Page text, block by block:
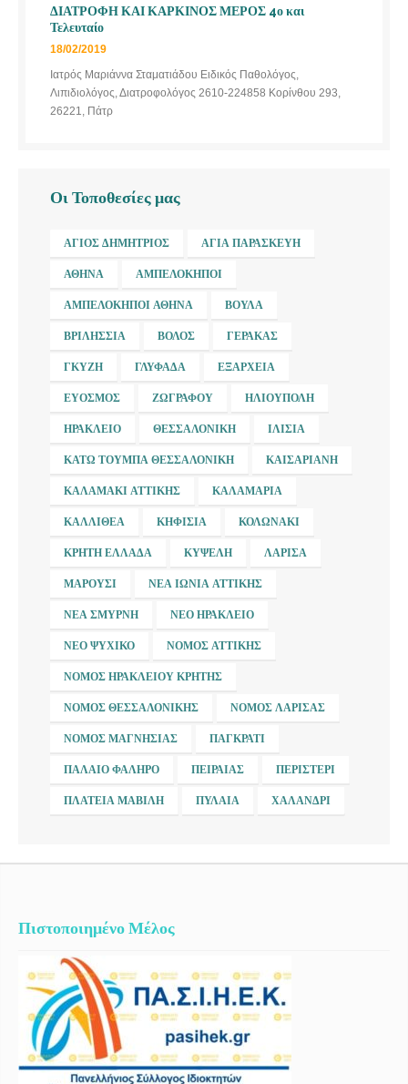
ΔΙΑΤΡΟΦΗ ΚΑΙ ΚΑΡΚΙΝΟΣ ΜΕΡΟΣ 4ο και
Τελευταίο
18/02/2019
Ιατρός Μαριάννα Σταματιάδου Ειδικός Παθολόγος,
Λιπιδιολόγος, Διατροφολόγος 2610-224858 Κορίνθου 293,
26221, Πάτρ
Οι Τοποθεσίες μας
ΆΓΙΟΣ ΔΗΜΉΤΡΙΟΣ ΑΓΊΑ ΠΑΡΑΣΚΕΥΉ
ΑΘΉΝΑ ΑΜΠΕΛΌΚΗΠΟΙ
ΑΜΠΕΛΌΚΗΠΟΙ ΑΘΉΝΑ ΒΟΎΛΑ
ΒΡΙΛΉΣΣΙΑ ΒΌΛΟΣ ΓΈΡΑΚΑΣ
ΓΚΎΖΗ ΓΛΥΦΆΔΑ ΕΞΆΡΧΕΙΑ
ΕΎΟΣΜΟΣ ΖΩΓΡΆΦΟΥ ΗΛΙΟΎΠΟΛΗ
ΗΡΆΚΛΕΙΟ ΘΕΣΣΑΛΟΝΊΚΗ ΙΛΊΣΙΑ
ΚΆΤΩ ΤΟΎΜΠΑ ΘΕΣΣΑΛΟΝΊΚΗ ΚΑΙΣΑΡΙΑΝΉ
ΚΑΛΑΜΆΚΙ ΑΤΤΙΚΉΣ ΚΑΛΑΜΑΡΙΆ
ΚΑΛΛΙΘΈΑ ΚΗΦΙΣΙΆ ΚΟΛΩΝΆΚΙ
ΚΡΉΤΗ ΕΛΛΆΔΑ ΚΥΨΈΛΗ ΛΆΡΙΣΑ
ΜΑΡΟΎΣΙ ΝΈΑ ΙΩΝΊΑ ΑΤΤΙΚΉΣ
ΝΈΑ ΣΜΎΡΝΗ ΝΈΟ ΗΡΆΚΛΕΙΟ
ΝΈΟ ΨΥΧΙΚΌ ΝΟΜΌΣ ΑΤΤΙΚΉΣ
ΝΟΜΌΣ ΗΡΑΚΛΕΊΟΥ ΚΡΉΤΗΣ
ΝΟΜΌΣ ΘΕΣΣΑΛΟΝΊΚΗΣ ΝΟΜΌΣ ΛΆΡΙΣΑΣ
ΝΟΜΌΣ ΜΑΓΝΗΣΊΑΣ ΠΑΓΚΡΆΤΙ
ΠΑΛΑΙΌ ΦΆΛΗΡΟ ΠΕΙΡΑΙΆΣ ΠΕΡΙΣΤΈΡΙ
ΠΛΑΤΕΊΑ ΜΑΒΊΛΗ ΠΥΛΑΊΑ ΧΑΛΆΝΔΡΙ
Πιστοποιημένο Μέλος